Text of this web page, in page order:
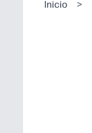
Inicio >